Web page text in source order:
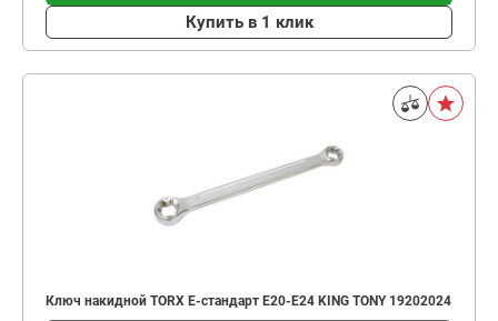
Купить в 1 клик
Ключ накидной TORX E-стандарт E20-E24 KING TONY 19202024